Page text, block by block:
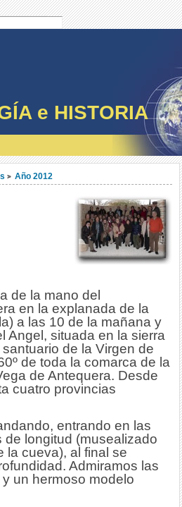
e HISTORIA
> Año 2012
de la mano del
en la explanada de la
a las 10 de la mañana y
Angel, situada en la sierra
de la Virgen de
de toda la comarca de la
de Antequera. Desde
cuatro provincias
entrando en las
longitud (musealizado
la cueva), al final se
Admiramos las
un hermoso modelo